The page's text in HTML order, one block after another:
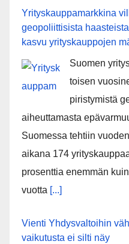
Yrityskauppamarkkina
geopoliittisista
kasvu yrityskauppojen
Suomen
toisen
piristymistä
aiheuttamasta
Suomessa tehtiin
aikana 174
prosenttia enemmän
vuotta [...]
Vienti Yhdysvaltoihin
vaikutusta ei silti näy